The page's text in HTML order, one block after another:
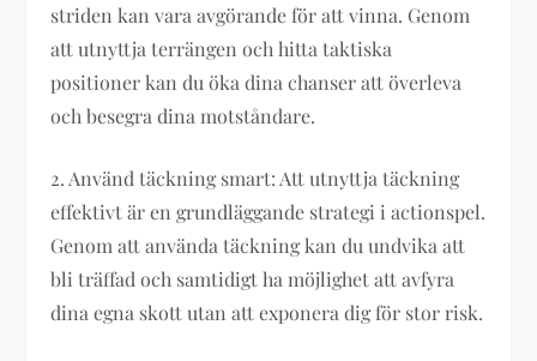
striden kan vara avgörande för att vinna. Genom
att utnyttja terrängen och hitta taktiska
positioner kan du öka dina chanser att överleva
och besegra dina motståndare.
2. Använd täckning smart: Att utnyttja täckning
effektivt är en grundläggande strategi i actionspel.
Genom att använda täckning kan du undvika att
bli träffad och samtidigt ha möjlighet att avfyra
dina egna skott utan att exponera dig för stor risk.